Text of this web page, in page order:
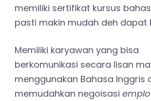
memiliki sertifikat kursus
pasti makin mudah deh dapat
Memiliki karyawan yang bisa
berkomunikasi secara lisan
menggunakan Bahasa Inggris
memudahkan negoisasi